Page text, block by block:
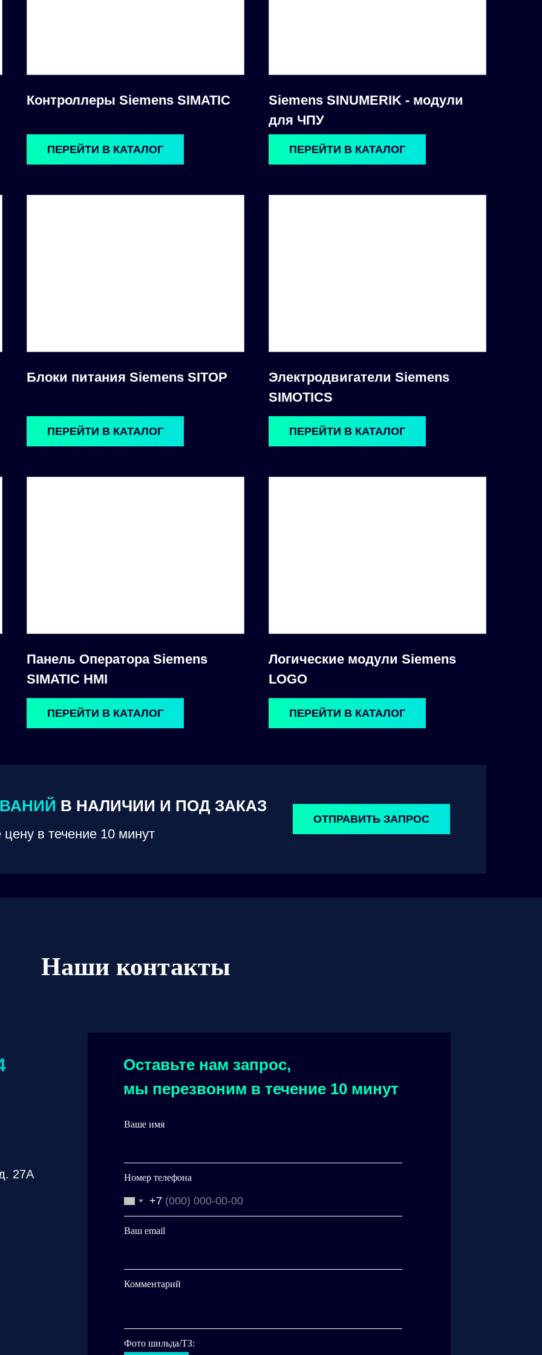
Контроллеры Siemens SIMATIC
Siemens SINUMERIK - модули
для ЧПУ
ПЕРЕЙТИ В КАТАЛОГ ПЕРЕЙТИ В КАТАЛОГ
ОТПРАВИТЬ ЗАПРОС
В НАЛИЧИИ И ПОД ЗАКАЗ
в течение 10 минут
Блоки питания Siemens SITOP
Электродвигатели Siemens
SIMOTICS
ПЕРЕЙТИ В КАТАЛОГ ПЕРЕЙТИ В КАТАЛОГ
Панель Оператора Siemens
SIMATIC HMI
Логические модули Siemens
LOGO
ПЕРЕЙТИ В КАТАЛОГ ПЕРЕЙТИ В КАТАЛОГ
Наши контакты
Оставьте нам запрос,
мы перезвоним в течение 10 минут
Ваше имя
Номер телефона
+7
Ваш email
Комментарий
Фото шильда/ТЗ:
27А